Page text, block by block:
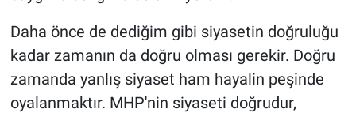
Daha önce de dediğim gibi siyasetin doğruluğu
kadar zamanın da doğru olması gerekir. Doğru
zamanda yanlış siyaset ham hayalin peşinde
oyalanmaktır. MHP'nin siyaseti doğrudur,